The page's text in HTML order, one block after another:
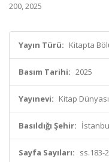
200, 2025
Yayın Türü: Kitapta
Basım Tarihi: 2025
Yayınevi: Kitap Dünyası
Basıldığı Şehir:
Sayfa Sayıları: ss.183-